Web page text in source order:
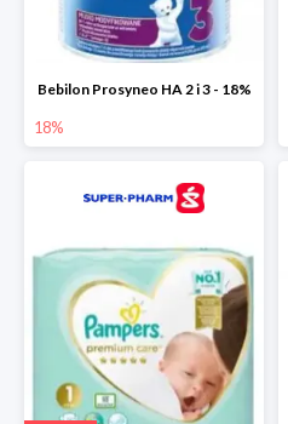
Bebilon Prosyneo HA 2 i 3 - 18%
18%